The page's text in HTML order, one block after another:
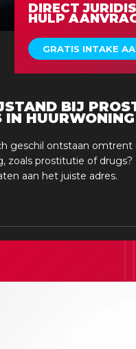
DIRECT
HULP
GRATIS INTAKE
BIJ
IN HUURWONING
geschil ontstaan omtrent
zoals prostitutie of drugs?
aan het juiste adres.